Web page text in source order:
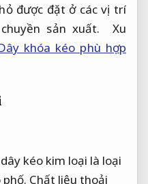
được đặt ở các vị trí
sản xuất. Xu
khóa kéo phù hợp
kéo kim loại là loại
phố. Chất liệu thoải